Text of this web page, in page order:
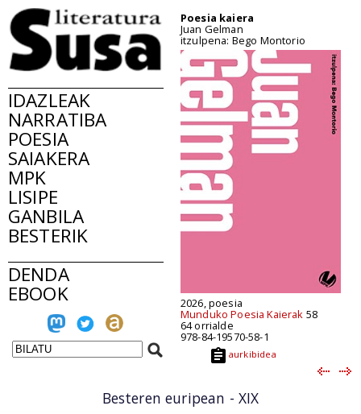
IDAZLEAK
NARRATIBA
POESIA
SAIAKERA
MPK
LISIPE
GANBILA
BESTERIK
DENDA
EBOOK
Poesia kaiera
Juan Gelman
itzulpena: Bego Montorio
2026, poesia
Munduko Poesia Kaierak 58
64 orrialde
978-84-19570-58-1
aurkibidea
Besteren euripean - XIX